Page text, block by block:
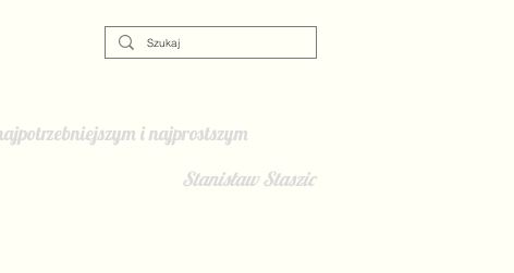
i najprostszym
Stanisław Staszic